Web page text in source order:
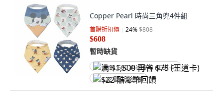
Copper Pearl 時尚三角兜4件組
首購折扣價 24%$808
$608
暫時缺貨
满 $1,500 再省 $75 (王道卡)
$22 酷澎幣回饋